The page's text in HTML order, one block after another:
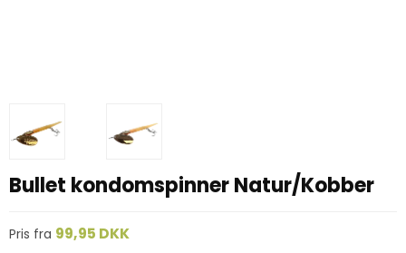
Bullet kondomspinner Natur/Kobber
Pris fra 99,95 DKK